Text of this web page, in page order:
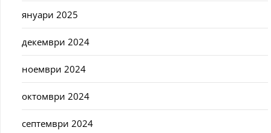
януари 2025
декември 2024
ноември 2024
октомври 2024
септември 2024